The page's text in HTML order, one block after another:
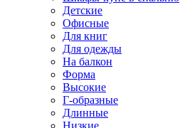
Детские
Офисные
Для книг
Для одежды
На балкон
Форма
Высокие
Г-образные
Длинные
Низкие